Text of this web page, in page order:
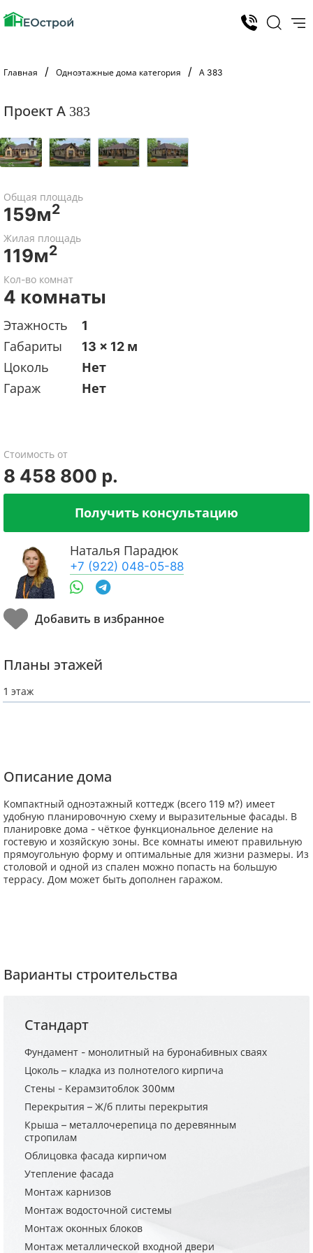
Главная Одноэтажные дома категория А 383
Проект А 383
Общая площадь
159м2
Жилая площадь
119м2
Кол-во комнат
4 комнаты
Этажность
1
Габариты
13 x 12 м
Цоколь
Нет
Гараж
Нет
Стоимость от
8 458 800 р.
Получить консультацию
Наталья Парадюк
+7 (922) 048-05-88
Планы этажей
1 этаж
Описание дома
Компактный одноэтажный коттедж (всего 119 м?) имеет
удобную планировочную схему и выразительные фасады. В
планировке дома - чёткое функциональное деление на
гостевую и хозяйскую зоны. Все комнаты имеют правильную
прямоугольную форму и оптимальные для жизни размеры. Из
столовой и одной из спален можно попасть на большую
террасу. Дом может быть дополнен гаражом.
Варианты строительства
Стандарт
Фундамент - монолитный на буронабивных сваях
Цоколь – кладка из полнотелого кирпича
Стены - Керамзитоблок 300мм
Перекрытия – Ж/б плиты перекрытия
Крыша – металлочерепица по деревянным
стропилам
Облицовка фасада кирпичом
Утепление фасада
Монтаж карнизов
Монтаж водосточной системы
Монтаж оконных блоков
Монтаж металлической входной двери